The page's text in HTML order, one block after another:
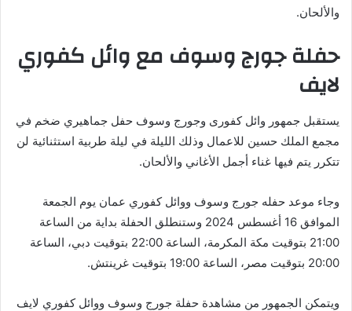
والألحان.
حفلة جورج وسوف مع وائل كفوري
لايف
يستقبل جمهور وائل كفورى وجورج وسوف حفل جماهيري ضخم في
مجمع الملك حسين للاعمال وذلك الليلة في ليلة طربية استثنائية لن
تتكرر يتم فيها غناء أجمل الأغاني والألحان.
وجاء موعد حفله جورج وسوف ووائل كفوري عمان يوم الجمعة
الموافق 16 أغسطس 2024 وستنطلق الحفلة بداية من الساعة
21:00 بتوقيت مكة المكرمة، الساعة 22:00 بتوقيت دبي، الساعة
20:00 بتوقيت مصر، الساعة 19:00 بتوقيت غرينتش.
ويتمكن الجمهور من مشاهدة حفلة جورج وسوف ووائل كفوري لايف